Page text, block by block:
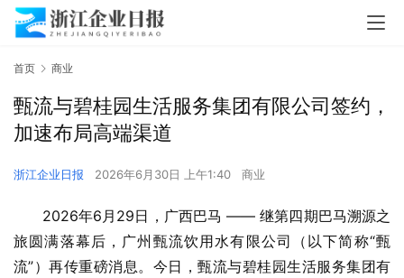
首页 商业
甄流与碧桂园生活服务集团有限公司签约，
加速布局高端渠道
浙江企业日报 2026年6月30日 上午1:40 商业
2026年6月29日，广西巴马 —— 继第四期巴马溯源之
旅圆满落幕后，广州甄流饮用水有限公司（以下简称“甄
流”）再传重磅消息。今日，甄流与碧桂园生活服务集团有